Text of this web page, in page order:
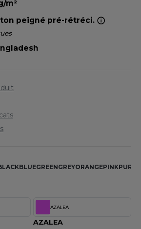
m²
peigné pré-rétréci.
BLUEGREENGREYORANGEPINK
AZALEA
AZALEA